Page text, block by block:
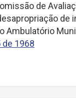
de
de
Ambulatório
de 1968